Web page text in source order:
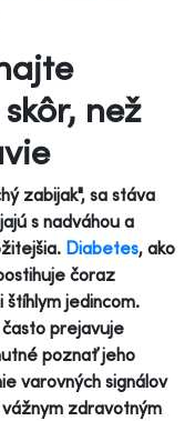
než
zabijak", sa stáva
s nadváhou a
Diabetes, ako
čoraz
jedincom.
prejavuje
poznať jeho
varovných signálov
zdravotným